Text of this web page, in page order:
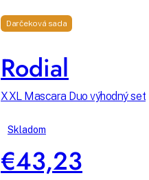
Darčeková sada
Rodial
XXL Mascara Duo výhodný set
Skladom
€43,23